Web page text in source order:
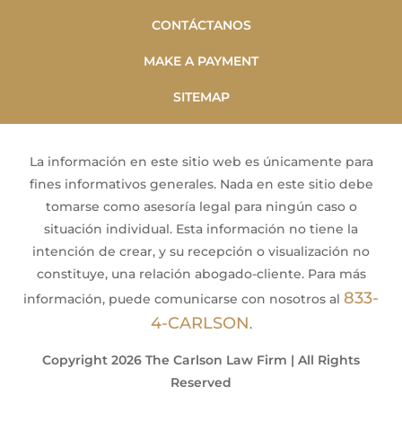
CONTÁCTANOS
MAKE A PAYMENT
SITEMAP
La información en este sitio web es únicamente para
fines informativos generales. Nada en este sitio debe
tomarse como asesoría legal para ningún caso o
situación individual. Esta información no tiene la
intención de crear, y su recepción o visualización no
constituye, una relación abogado-cliente. Para más
información, puede comunicarse con nosotros al 833-
4-CARLSON.
Copyright 2026 The Carlson Law Firm | All Rights
Reserved